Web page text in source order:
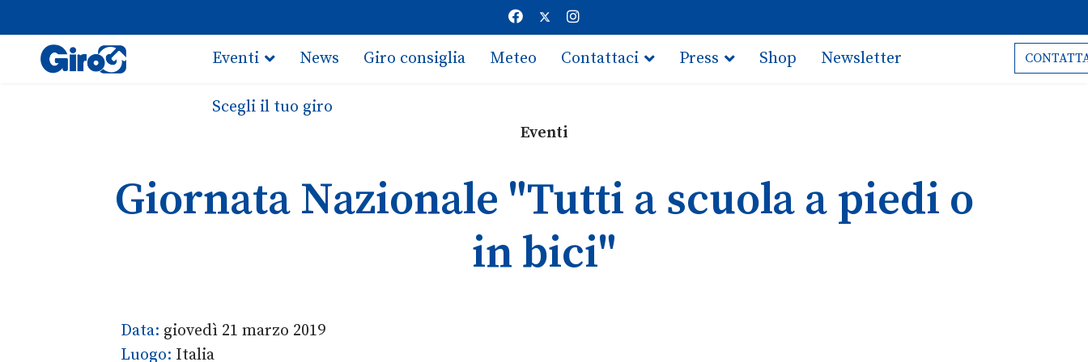
Eventi News Giro consiglia Meteo Contattaci Press Shop Newsletter
Scegli il tuo giro
Eventi
Giornata Nazionale "Tutti a scuola a piedi o
in bici"
Data: giovedì 21 marzo 2019
Luogo: Italia